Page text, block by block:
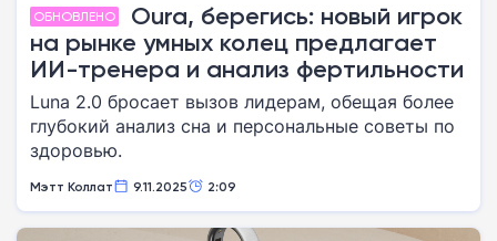
ОБНОВЛЕНО
Oura, берегись: новый игрок
на рынке умных колец предлагает
ИИ-тренера и анализ фертильности
Luna 2.0 бросает вызов лидерам, обещая более
глубокий анализ сна и персональные советы по
здоровью.
Мэтт Коллат 9.11.2025 2:09